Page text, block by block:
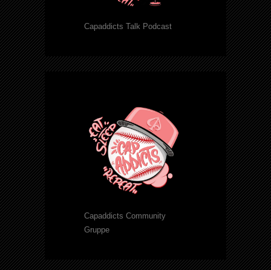
Capaddicts Talk Podcast
Capaddicts Community
Gruppe